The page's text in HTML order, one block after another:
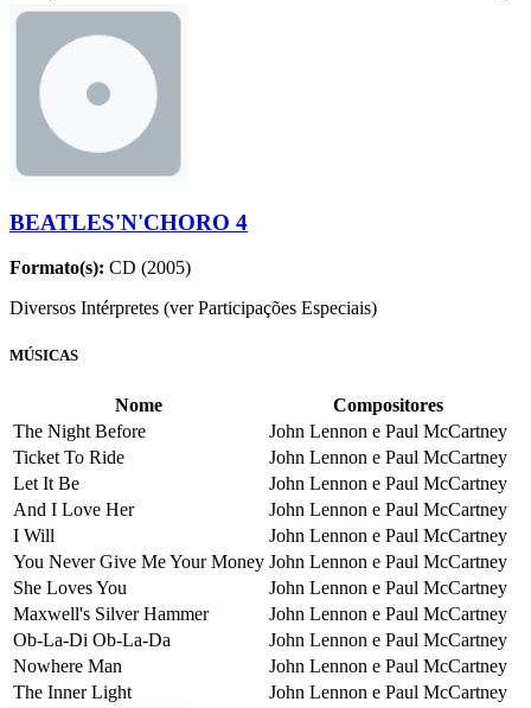
BEATLES'N'CHORO 4
Formato(s): CD (2005)
Diversos Intérpretes (ver Participações Especiais)
MÚSICAS
Nome
Compositores
The Night Before
John Lennon e Paul McCartney
Ticket To Ride
John Lennon e Paul McCartney
Let It Be
John Lennon e Paul McCartney
And I Love Her
John Lennon e Paul McCartney
I Will
John Lennon e Paul McCartney
You Never Give Me Your Money John Lennon e Paul McCartney
She Loves You
John Lennon e Paul McCartney
Maxwell's Silver Hammer
John Lennon e Paul McCartney
Ob-La-Di Ob-La-Da
John Lennon e Paul McCartney
Nowhere Man
John Lennon e Paul McCartney
The Inner Light
John Lennon e Paul McCartney